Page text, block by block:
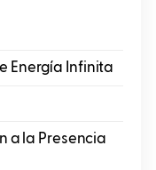
Energía Infinita
a la Presencia